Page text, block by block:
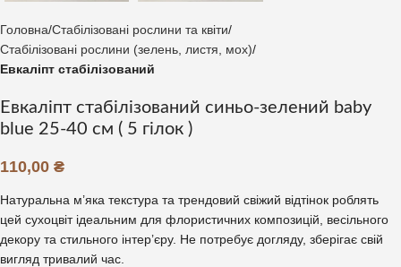
Головна Стабілізовані рослини та квіти
Стабілізовані рослини (зелень, листя, мох)
Евкаліпт стабілізований
Евкаліпт стабілізований синьо-зелений baby
blue 25-40 см ( 5 гілок )
110,00 ₴
Натуральна м’яка текстура та трендовий свіжий відтінок роблять
цей сухоцвіт ідеальним для флористичних композицій, весільного
декору та стильного інтер’єру. Не потребує догляду, зберігає свій
вигляд тривалий час.